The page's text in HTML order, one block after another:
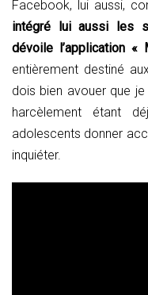
Facebook, lui aussi,
intégré lui aussi les
dévoile l’application «
entièrement destiné
dois bien avouer que
harcèlement étant
adolescents donner
inquiéter.